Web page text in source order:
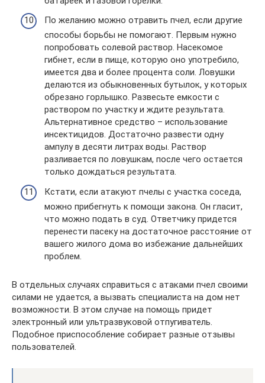
По желанию можно отравить пчел, если другие
способы борьбы не помогают. Первым нужно
попробовать солевой раствор. Насекомое
гибнет, если в пище, которую оно употребило,
имеется два и более процента соли. Ловушки
делаются из обыкновенных бутылок, у которых
обрезано горлышко. Развесьте емкости с
раствором по участку и ждите результата.
Альтернативное средство – использование
инсектицидов. Достаточно развести одну
ампулу в десяти литрах воды. Раствор
разливается по ловушкам, после чего остается
только дождаться результата.
Кстати, если атакуют пчелы с участка соседа,
можно прибегнуть к помощи закона. Он гласит,
что можно подать в суд. Ответчику придется
перенести пасеку на достаточное расстояние от
вашего жилого дома во избежание дальнейших
проблем.
В отдельных случаях справиться с атаками пчел своими
силами не удается, а вызвать специалиста на дом нет
возможности. В этом случае на помощь придет
электронный или ультразвуковой отпугиватель.
Подобное приспособление собирает разные отзывы
пользователей.